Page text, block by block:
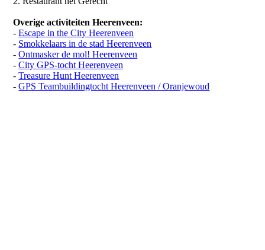
Overige activiteiten Heerenveen:
-Escape in the City Heerenveen
- Smokkelaars in de stad Heerenveen
-Ontmasker de mol! Heerenveen
-City GPS-tocht Heerenveen
-Treasure Hunt Heerenveen
-GPS Teambuildingtocht Heerenveen / Oranjewoud